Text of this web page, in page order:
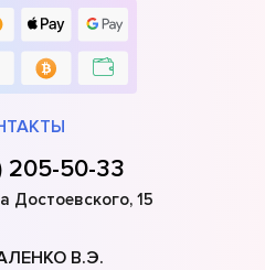
205-50-33
Достоевского, 15
В.Э.